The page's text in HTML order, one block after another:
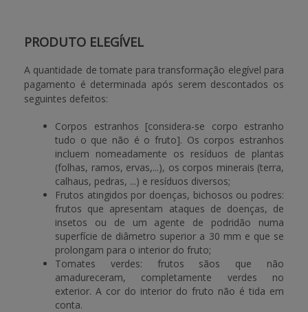
PRODUTO ELEGÍVEL
A quantidade de tomate para transformação elegível para
pagamento é determinada após serem descontados os
seguintes defeitos:
Corpos estranhos [considera-se corpo estranho
tudo o que não é o fruto]. Os corpos estranhos
incluem nomeadamente os resíduos de plantas
(folhas, ramos, ervas,...), os corpos minerais (terra,
calhaus, pedras, ...) e resíduos diversos;
Frutos atingidos por doenças, bichosos ou podres:
frutos que apresentam ataques de doenças, de
insetos ou de um agente de podridão numa
superfície de diâmetro superior a 30 mm e que se
prolongam para o interior do fruto;
Tomates verdes: frutos sãos que não
amadureceram, completamente verdes no
exterior. A cor do interior do fruto não é tida em
conta.